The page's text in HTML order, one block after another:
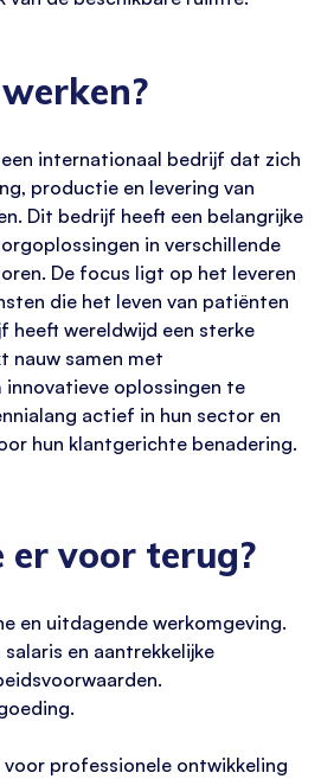
internationaal bedrijf dat zich
productie en levering van
Dit bedrijf heeft een belangrijke
in verschillende
De focus ligt op het leveren
die het leven van patiënten
heeft wereldwijd een sterke
nauw samen met
oplossingen te
actief in hun sector en
hun klantgerichte benadering.
voor terug?
en uitdagende werkomgeving.
en aantrekkelijke
voor professionele ontwikkeling